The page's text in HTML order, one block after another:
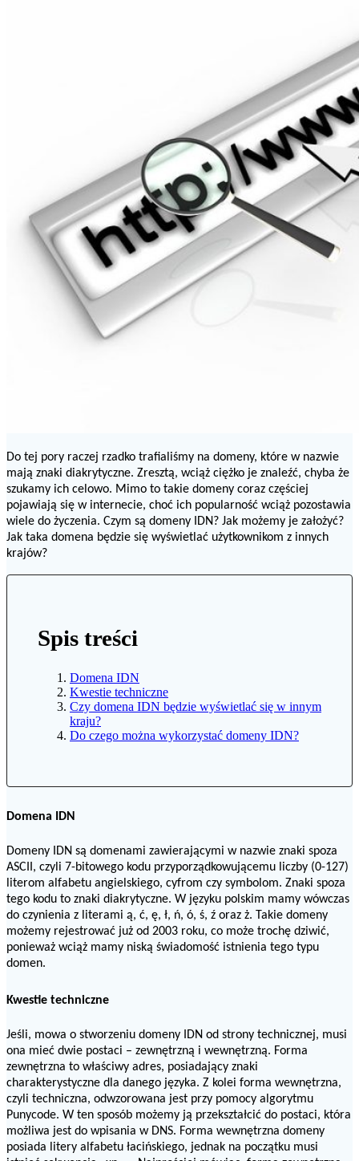
Do tej pory raczej rzadko trafialiśmy na domeny, które w nazwie
mają znaki diakrytyczne. Zresztą, wciąż ciężko je znaleźć, chyba że
szukamy ich celowo. Mimo to takie domeny coraz częściej
pojawiają się w internecie, choć ich popularność wciąż pozostawia
wiele do życzenia. Czym są domeny IDN? Jak możemy je założyć?
Jak taka domena będzie się wyświetlać użytkownikom z innych
krajów?
Spis treści
Domena IDN
Kwestie techniczne
Czy domena IDN będzie wyświetlać się w innym
kraju?
Do czego można wykorzystać domeny IDN?
Domena IDN
Domeny IDN są domenami zawierającymi w nazwie znaki spoza
ASCII, czyli 7-bitowego kodu przyporządkowującemu liczby (0-127)
literom alfabetu angielskiego, cyfrom czy symbolom. Znaki spoza
tego kodu to znaki diakrytyczne. W języku polskim mamy wówczas
do czynienia z literami ą, ć, ę, ł, ń, ó, ś, ź oraz ż. Takie domeny
możemy rejestrować już od 2003 roku, co może trochę dziwić,
ponieważ wciąż mamy niską świadomość istnienia tego typu
domen.
Kwestie techniczne
Jeśli, mowa o stworzeniu domeny IDN od strony technicznej, musi
ona mieć dwie postaci – zewnętrzną i wewnętrzną. Forma
zewnętrzna to właściwy adres, posiadający znaki
charakterystyczne dla danego języka. Z kolei forma wewnętrzna,
czyli techniczna, odwzorowana jest przy pomocy algorytmu
Punycode. W ten sposób możemy ją przekształcić do postaci, która
możliwa jest do wpisania w DNS. Forma wewnętrzna domeny
posiada litery alfabetu łacińskiego, jednak na początku musi